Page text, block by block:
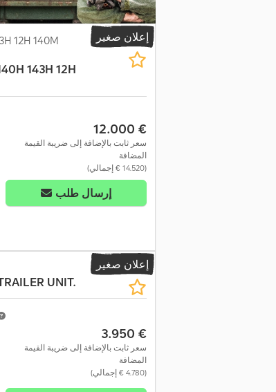
إعلان صغير
143H 12H
‏12.000 €
سعر ثابت بالإضافة إلى ضريبة القيمة
المضافة
(‏14.520 € إجمالي)
إرسال طلب
إعلان صغير
UNIT.
‏3.950 €
سعر ثابت بالإضافة إلى ضريبة القيمة
المضافة
(‏4.780 € إجمالي)